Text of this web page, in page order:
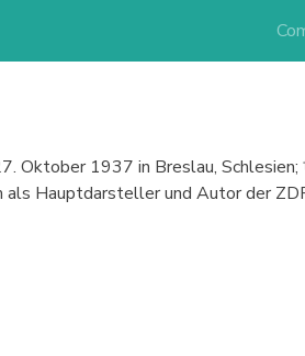
Oktober 1937 in Breslau, Schlesien;
als Hauptdarsteller und Autor der